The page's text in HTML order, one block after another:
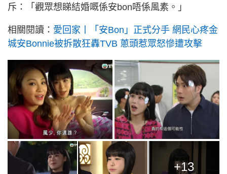
斥：「觀眾想睇結婚嘅係安bon唔係風素。」
相關閱讀： 愛回家丨「安Bon」正式分手 網民心疼金
城安Bonnie被拆散狂轟TVB 蔥頭惹眾怒慘遭攻擊
+13